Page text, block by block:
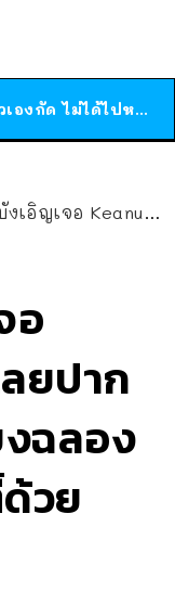
ได้เวลาเด็กหนวดรวมตัว RF Online Next เปิดให้เล่นแล้ว เกม Sci-Fi MMORPG ระดับตำนาน เล่นได้ทั้งมือถือและ PC
เลยปากไวชวนมางานเลี้ยงฉลอง สักพักเจ้าตัวมาตี้ด้วยจริง!
อ
ยปาก
งฉลอง
วย